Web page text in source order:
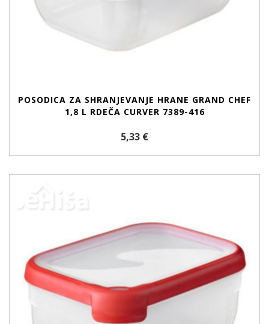
POSODICA ZA SHRANJEVANJE HRANE GRAND CHEF
1,8 L RDEČA CURVER 7389-416
5,33 €